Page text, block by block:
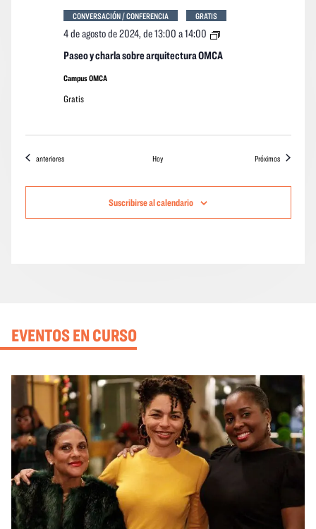
Paseo y charla sobre arquitectura OMCA
4 de agosto de 2024, de 13:00 a14:00
Paseo
charla
CONVERSACIÓN / CONFERENCIA GRATIS
Campus OMCA
Gratis
Eventos
anteriores Hoy Próximoseventos
Suscribirse al calendario
EVENTOS EN CURSO